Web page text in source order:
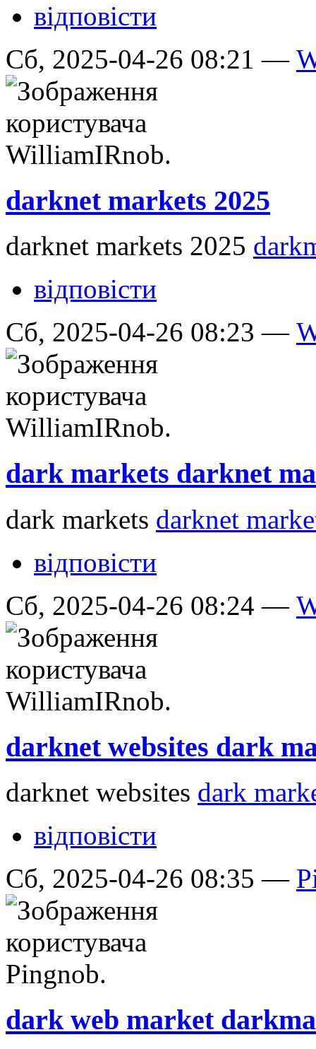
відповісти
Сб, 2025-04-26 08:21 —
darknet markets 2025
darknet markets 2025
відповісти
Сб, 2025-04-26 08:23 —
dark markets darknet
dark markets darknet
відповісти
Сб, 2025-04-26 08:24 —
darknet websites dark
darknet websites dark
відповісти
Сб, 2025-04-26 08:35 —
dark web market